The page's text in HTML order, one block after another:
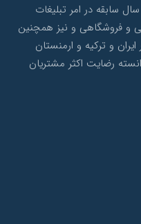
مجموعه تبلیغاتی آرنیک با بیش از 10 سال سابقه در امر تبلیغات
و فروشگاهی و نیز همچنین
و ترکیه و ارمنستان
رضایت اکثر مشتریان